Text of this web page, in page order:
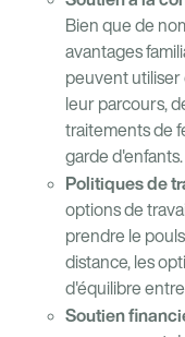
Bien que de
avantages
peuvent utiliser
leur parcours,
traitements de
garde d'enfants.
Politiques de
options de
prendre le
distance, les
d'équilibre
Soutien